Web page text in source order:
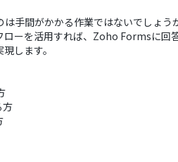
手間がかかる作業ではないでしょ
ーを活用すれば、Zoho Formsに回
します。
方